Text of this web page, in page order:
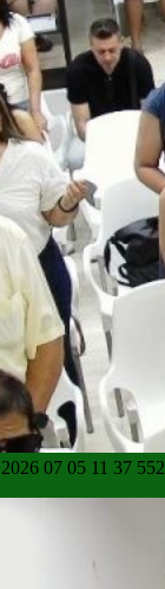
07 05 11 37 552